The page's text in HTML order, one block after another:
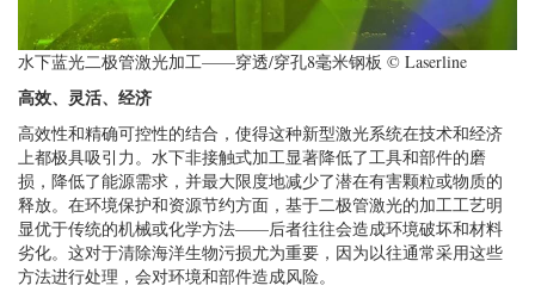
水下蓝光二极管激光加工——穿透/穿孔8毫米钢板 © Laserline
高效、灵活、经济
高效性和精确可控性的结合，使得这种新型激光系统在技术和经济
上都极具吸引力。水下非接触式加工显著降低了工具和部件的磨
损，降低了能源需求，并最大限度地减少了潜在有害颗粒或物质的
释放。在环境保护和资源节约方面，基于二极管激光的加工工艺明
显优于传统的机械或化学方法——后者往往会造成环境破坏和材料
劣化。这对于清除海洋生物污损尤为重要，因为以往通常采用这些
方法进行处理，会对环境和部件造成风险。